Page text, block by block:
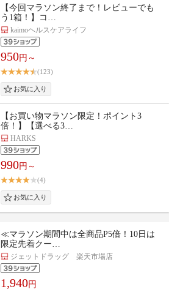
【今回マラソン終了まで！レビューでも
う1箱！】コ…
kaimoヘルスケアライフ
950円～
(123)
【お買い物マラソン限定！ポイント3
倍！】【選べる3…
HARKS
990円～
(4)
≪マラソン期間中は全商品P5倍！10日は
限定先着クー…
ジェットドラッグ 楽天市場店
1,940円